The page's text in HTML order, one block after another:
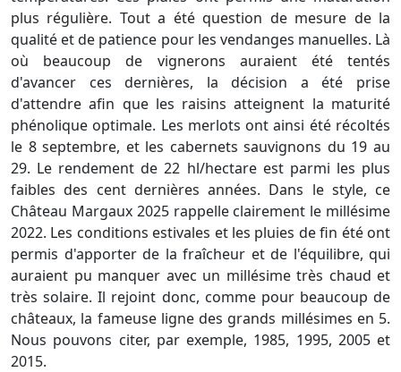
plus régulière. Tout a été question de mesure de la
qualité et de patience pour les vendanges manuelles. Là
où beaucoup de vignerons auraient été tentés
d'avancer ces dernières, la décision a été prise
d'attendre afin que les raisins atteignent la maturité
phénolique optimale. Les merlots ont ainsi été récoltés
le 8 septembre, et les cabernets sauvignons du 19 au
29. Le rendement de 22 hl/hectare est parmi les plus
faibles des cent dernières années. Dans le style, ce
Château Margaux 2025 rappelle clairement le millésime
2022. Les conditions estivales et les pluies de fin été ont
permis d'apporter de la fraîcheur et de l'équilibre, qui
auraient pu manquer avec un millésime très chaud et
très solaire. Il rejoint donc, comme pour beaucoup de
châteaux, la fameuse ligne des grands millésimes en 5.
Nous pouvons citer, par exemple, 1985, 1995, 2005 et
2015.